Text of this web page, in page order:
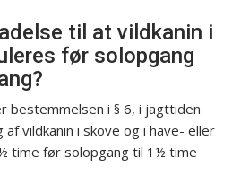
til at vildkanin i
før solopgang
bestemmelsen i § 6, i jagttiden
vildkanin i skove og i have- eller
time før solopgang til 1½ time